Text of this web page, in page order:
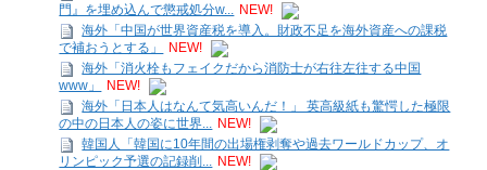
門』を埋め込んで懲戒処分w...
NEW!
海外「中国が世界資産税を導入。財政不足を海外資産への課税
で補おうとする」
NEW!
海外「消火栓もフェイクだから消防士が右往左往する中国
www」
NEW!
海外「日本人はなんて気高いんだ！」 英高級紙も驚愕した極限
の中の日本人の姿に世界...
NEW!
韓国人「韓国に10年間の出場権剥奪や過去ワールドカップ、オ
リンピック予選の記録削...
NEW!